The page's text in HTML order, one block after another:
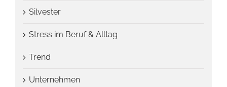
Silvester
Stress im Beruf & Alltag
Trend
Unternehmen